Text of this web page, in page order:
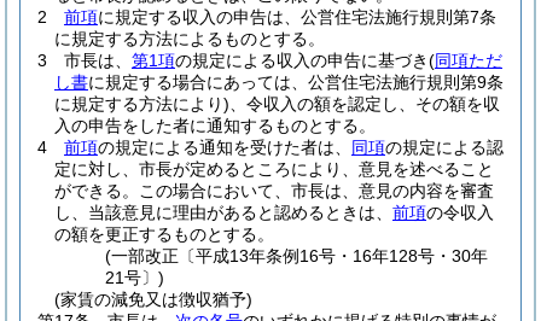
2
前項に規定する収入の申告は、公営住宅法施行規則第7条
に規定する方法によるものとする。
3
市長は、 第1項の規定による収入の申告に基づき(同項ただ
し書に規定する場合にあっては、公営住宅法施行規則第9条
に規定する方法により) 、令収入の額を認定し、その額を収
入の申告をした者に通知するものとする。
4
前項の規定による通知を受けた者は、 同項の規定による認
定に対し、市長が定めるところにより、意見を述べること
ができる。
この場合において、市長は、意見の内容を審査
し、当該意見に理由があると認めるときは、 前項の令収入
の額を更正するものとする。
(一部改正〔平成13年条例16号・16年128号・30年
21号〕)
(家賃の減免又は徴収猶予)